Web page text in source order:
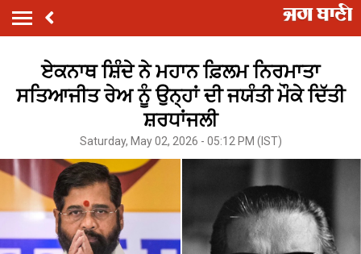
ਏਕਨਾਥ ਸ਼ਿੰਦੇ ਨੇ ਮਹਾਨ ਫ਼ਿਲਮ ਨਿਰਮਾਤਾ
ਸਤਿਆਜੀਤ ਰੇਅ ਨੂੰ ਉਨ੍ਹਾਂ ਦੀ ਜਯੰਤੀ ਮੌਕੇ ਦਿੱਤੀ
ਸ਼ਰਧਾਂਜਲੀ
Saturday, May 02, 2026 - 05:12 PM (IST)